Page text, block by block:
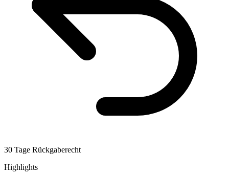
30 Tage Rückgaberecht
Highlights